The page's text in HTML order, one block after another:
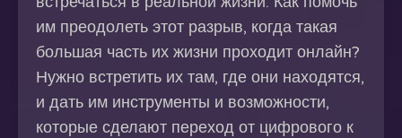
им преодолеть этот разрыв, когда такая
большая часть их жизни проходит онлайн?
Нужно встретить их там, где они находятся,
и дать им инструменты и возможности,
которые сделают переход от цифрового к